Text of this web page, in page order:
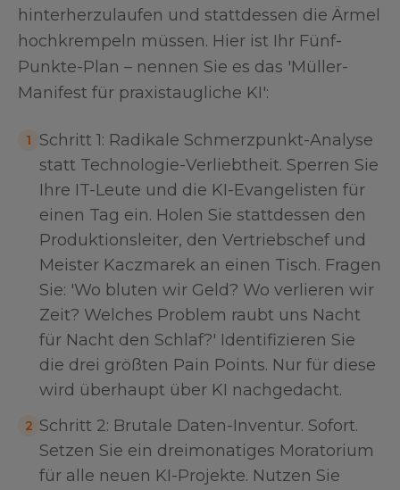
hinterherzulaufen und stattdessen die Ärmel
hochkrempeln müssen. Hier ist Ihr Fünf-
Punkte-Plan – nennen Sie es das 'Müller-
Manifest für praxistaugliche KI':
1
Schritt 1: Radikale Schmerzpunkt-Analyse
statt Technologie-Verliebtheit. Sperren Sie
Ihre IT-Leute und die KI-Evangelisten für
einen Tag ein. Holen Sie stattdessen den
Produktionsleiter, den Vertriebschef und
Meister Kaczmarek an einen Tisch. Fragen
Sie: 'Wo bluten wir Geld? Wo verlieren wir
Zeit? Welches Problem raubt uns Nacht
für Nacht den Schlaf?' Identifizieren Sie
die drei größten Pain Points. Nur für diese
wird überhaupt über KI nachgedacht.
2 Schritt 2: Brutale Daten-Inventur. Sofort.
Setzen Sie ein dreimonatiges Moratorium
für alle neuen KI-Projekte. Nutzen Sie